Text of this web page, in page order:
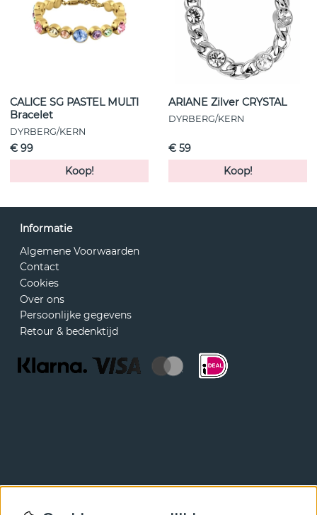
CALICE SG PASTEL MULTI
Bracelet
DYRBERG/KERN
€ 99
Koop!
ARIANE Zilver CRYSTAL
DYRBERG/KERN
€ 59
Koop!
Informatie
Algemene Voorwaarden
Contact
Cookies
Over ons
Persoonlijke gegevens
Retour & bedenktijd